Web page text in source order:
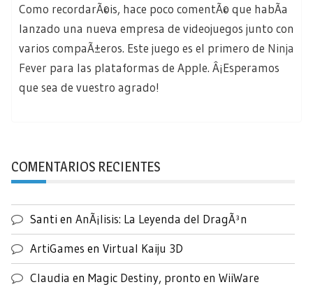
Como recordarÃ©is, hace poco comentÃ© que habÃ­a
lanzado una nueva empresa de videojuegos junto con
varios compaÃ±eros. Este juego es el primero de Ninja
Fever para las plataformas de Apple. Â¡Esperamos
que sea de vuestro agrado!
COMENTARIOS RECIENTES
Santi en AnÃ¡lisis: La Leyenda del DragÃ³n
ArtiGames en Virtual Kaiju 3D
Claudia en Magic Destiny, pronto en WiiWare